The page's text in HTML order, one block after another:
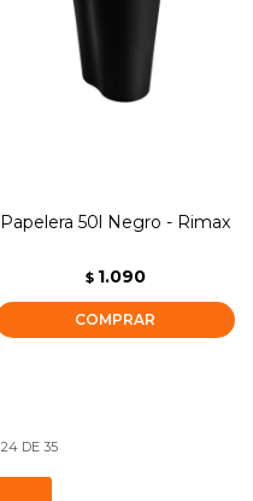
Papelera 50l Negro - Rimax
$ 1.090
24DE 35